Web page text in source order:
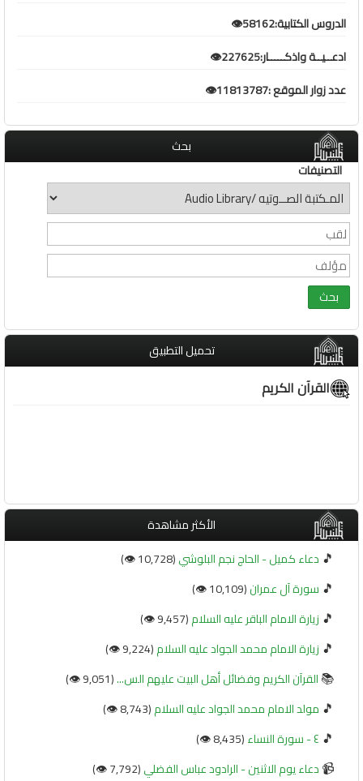
الدروس الكتابية:58162👁️
ادعــيــة واذكـــــار:227625👁️
عدد زوار الموقع :11813787👁️
بحث
التصنيفات
تحميل التطبيق
القرآن الكريم
الأكثر مشاهدة
🎵 دعاء كميل - الحاج نجم البلوشي(10,728 👁️)
🎵 سورة آل عمران(10,109 👁️)
🎵 زيارة الامام الباقر عليه السلام(9,457 👁️)
🎵 زيارة الامام محمد الجواد عليه السلام(9,224 👁️)
📚القرآن الكريم وفضائل أهل البيت عليهم الس...(9,051 👁️)
🎵 مولد الامام محمد الجواد عليه السلام(8,743 👁️)
🎵 ٤ - سورة النساء (8,435 👁️)
📹دعاء يوم الاثنين - الرادود عباس الفضلي(7,792 👁️)